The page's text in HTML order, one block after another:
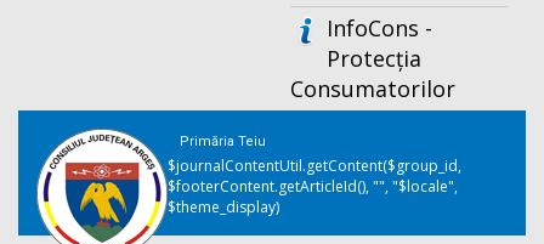
InfoCons -
Protecția
Consumatorilor
Primăria Teiu
$journalContentUtil.getContent($group_id,
$footerContent.getArticleId(), "", "$locale",
$theme_display)